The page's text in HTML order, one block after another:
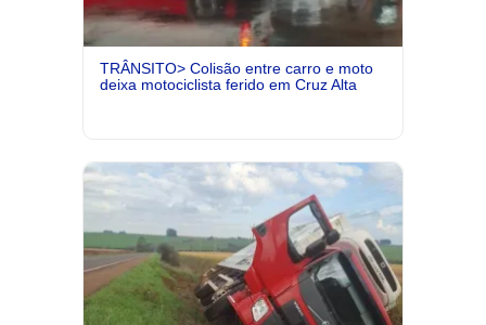
TRÂNSITO> Colisão entre carro e moto
deixa motociclista ferido em Cruz Alta